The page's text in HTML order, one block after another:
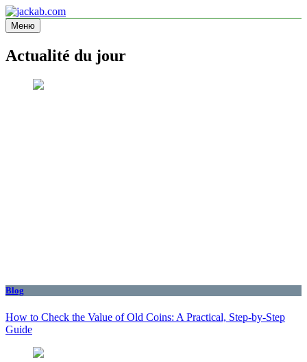
Перейти
к
содержимому
jackab.com
Site d'information
Меню
Actualité du jour
Blog
How to Check the Value of Old Coins: A Practical, Step-by-Step
Guide